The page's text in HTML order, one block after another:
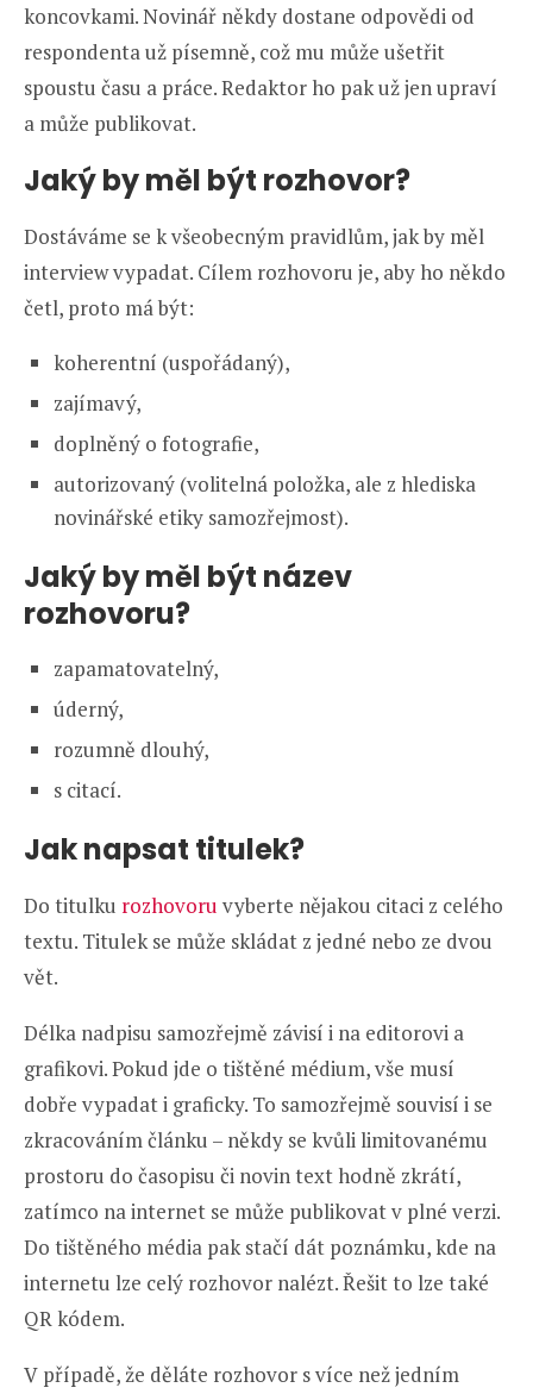
koncovkami. Novinář někdy dostane odpovědi od
respondenta už písemně, což mu může ušetřit
spoustu času a práce. Redaktor ho pak už jen upraví
a může publikovat.
Jaký by měl být rozhovor?
Dostáváme se k všeobecným pravidlům, jak by měl
interview vypadat. Cílem rozhovoru je, aby ho někdo
četl, proto má být:
koherentní (uspořádaný),
zajímavý,
doplněný o fotografie,
autorizovaný (volitelná položka, ale z hlediska
novinářské etiky samozřejmost).
Jaký by měl být název
rozhovoru?
zapamatovatelný,
úderný,
rozumně dlouhý,
s citací.
Jak napsat titulek?
Do titulku rozhovoru vyberte nějakou citaci z celého
textu. Titulek se může skládat z jedné nebo ze dvou
vět.
Délka nadpisu samozřejmě závisí i na editorovi a
grafikovi. Pokud jde o tištěné médium, vše musí
dobře vypadat i graficky. To samozřejmě souvisí i se
zkracováním článku – někdy se kvůli limitovanému
prostoru do časopisu či novin text hodně zkrátí,
zatímco na internet se může publikovat v plné verzi.
Do tištěného média pak stačí dát poznámku, kde na
internetu lze celý rozhovor nalézt. Řešit to lze také
QR kódem.
V případě, že děláte rozhovor s více než jedním